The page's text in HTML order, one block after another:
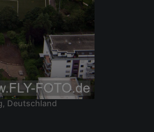
Deutschland